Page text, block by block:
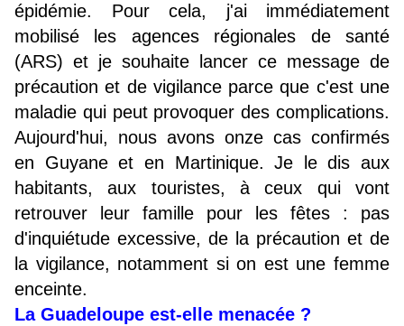
épidémie. Pour cela, j'ai immédiatement
mobilisé les agences régionales de santé
(ARS) et je souhaite lancer ce message de
précaution et de vigilance parce que c'est une
maladie qui peut provoquer des complications.
Aujourd'hui, nous avons onze cas confirmés
en Guyane et en Martinique. Je le dis aux
habitants, aux touristes, à ceux qui vont
retrouver leur famille pour les fêtes : pas
d'inquiétude excessive, de la précaution et de
la vigilance, notamment si on est une femme
enceinte.
La Guadeloupe est-elle menacée ?